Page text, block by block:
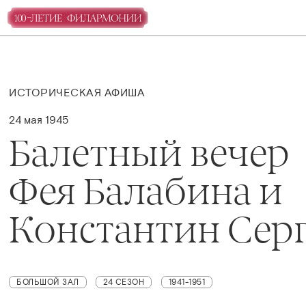
ИСТОРИЧЕСКАЯ АФИША
24 мая 1945
Балетный вечер
Фея Балабина и
Константин
БОЛЬШОЙ ЗАЛ 24 СЕЗОН 1941-1951